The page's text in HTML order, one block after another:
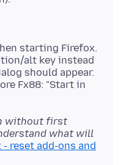
starting Firefox.
alt key instead
should appear.
Fx88: "Start in
without first
what will
- reset add-ons and